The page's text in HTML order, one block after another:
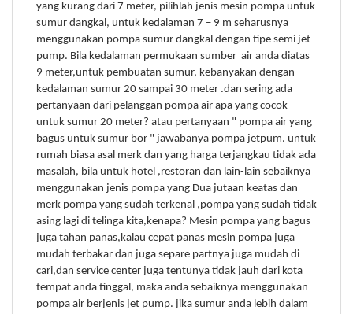
yang kurang dari 7 meter, pilihlah jenis mesin pompa untuk
sumur dangkal, untuk kedalaman 7 – 9 m seharusnya
menggunakan pompa sumur dangkal dengan tipe semi jet
pump. Bila kedalaman permukaan sumber air anda diatas
9 meter,untuk pembuatan sumur, kebanyakan dengan
kedalaman sumur 20 sampai 30 meter .dan sering ada
pertanyaan dari pelanggan pompa air apa yang cocok
untuk sumur 20 meter? atau pertanyaan " pompa air yang
bagus untuk sumur bor " jawabanya pompa jetpum. untuk
rumah biasa asal merk dan yang harga terjangkau tidak ada
masalah, bila untuk hotel ,restoran dan lain-lain sebaiknya
menggunakan jenis pompa yang Dua jutaan keatas dan
merk pompa yang sudah terkenal ,pompa yang sudah tidak
asing lagi di telinga kita,kenapa? Mesin pompa yang bagus
juga tahan panas,kalau cepat panas mesin pompa juga
mudah terbakar dan juga separe partnya juga mudah di
cari,dan service center juga tentunya tidak jauh dari kota
tempat anda tinggal, maka anda sebaiknya menggunakan
pompa air berjenis jet pump. jika sumur anda lebih dalam